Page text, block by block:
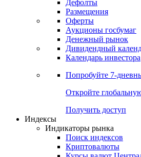
Получить доступ
Календарь
Календарь событий
Дефолты
Размещения
Оферты
Денежный рынок
Календарь инвестора
Попробуйте7-
Откройте
Получить доступ